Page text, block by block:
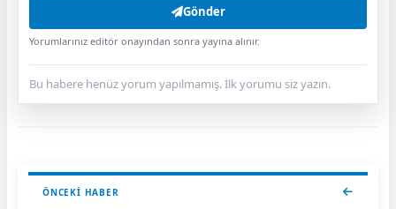
Gönder
Yorumlarınız editör onayından sonra yayına alınır.
Bu habere henüz yorum yapılmamış. İlk yorumu siz yazın.
ÖNCEKI HABER